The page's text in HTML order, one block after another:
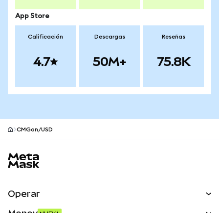
App Store
Calificación
4.7
Descargas
50M+
Reseñas
75.8K
CMGon/USD
Operar